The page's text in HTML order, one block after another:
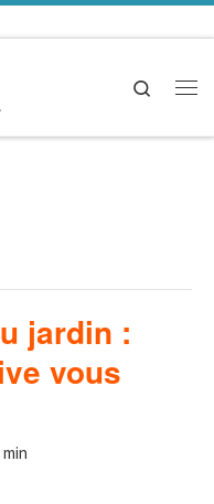
Search
jardin :
vous
min